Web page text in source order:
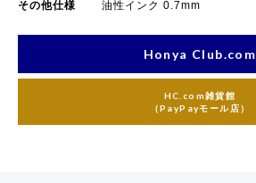
その他仕様
油性インク 0.7mm
Honya Club.com
HC.com雑貨館
（PayPayモール店）